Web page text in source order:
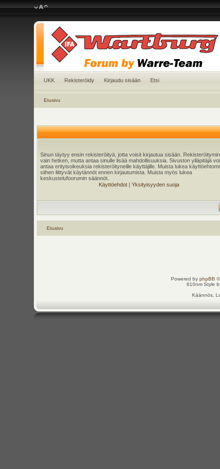
UKK Rekisteröidy Kirjaudu sisään Etsi
Etusivu
Sinun täytyy ensin rekisteröityä, jotta voisit kirjautua sisään.
vain hetken, mutta antaa sinulle lisää mahdollisuuksia. Sivuston ylläpitäjä
antaa erityisoikeuksia rekisteröityneille käyttäjille. Muista lukea
siihen liittyvät käytännöt ennen kirjautumista. Muista myös lukea
keskustelufoorumin säännöt.
Käyttöehdot| Yksityisyyden suoja
Etusivu
Powered by phpBB
610nm Style
Käännös,